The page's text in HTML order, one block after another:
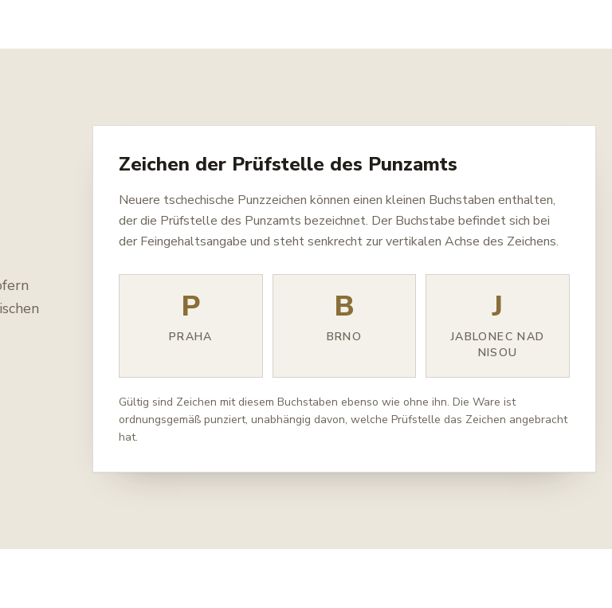
Zeichen der Prüfstelle des Punzamts
Neuere tschechische Punzzeichen können einen kleinen Buchstaben enthalten,
der die Prüfstelle des Punzamts bezeichnet. Der Buchstabe befindet sich bei
der Feingehaltsangabe und steht senkrecht zur vertikalen Achse des Zeichens.
P
PRAHA
B
BRNO
J
JABLONEC NAD
NISOU
Gültig sind Zeichen mit diesem Buchstaben ebenso wie ohne ihn. Die Ware ist
ordnungsgemäß punziert, unabhängig davon, welche Prüfstelle das Zeichen angebracht
hat.